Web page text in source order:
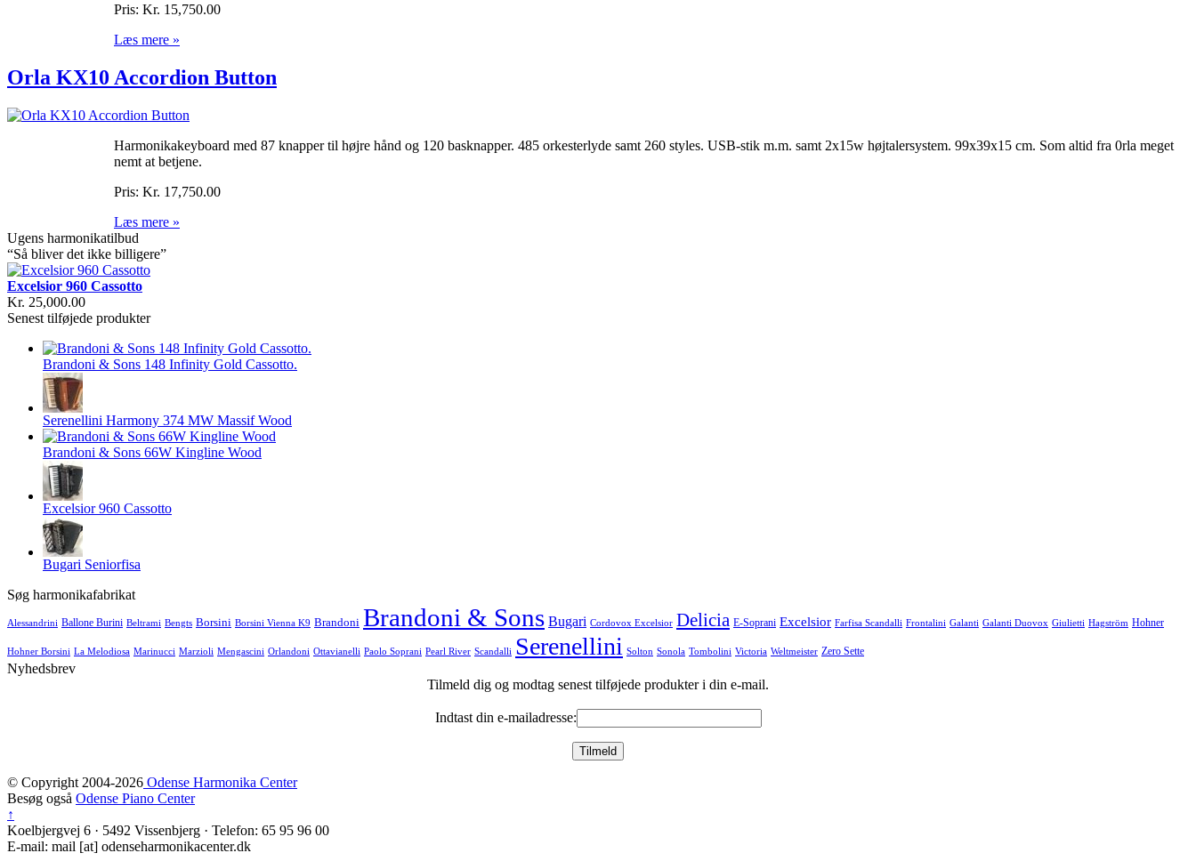
Pris: Kr. 15,750.00
Læs mere »
Orla KX10 Accordion Button
Harmonikakeyboard med 87 knapper til højre hånd og 120 basknapper. 485 orkesterlyde samt 260 styles. USB-stik m.m. samt 2x15w højtalersystem. 99x39x15 cm. Som altid fra 0rla meget
nemt at betjene.
Pris: Kr. 17,750.00
Læs mere »
Ugens harmonikatilbud
“Så bliver det ikke billigere”
Excelsior 960 Cassotto
Kr. 25,000.00
Senest tilføjede produkter
Brandoni & Sons 148 Infinity Gold Cassotto.
Serenellini Harmony 374 MW Massif Wood
Brandoni & Sons 66W Kingline Wood
Excelsior 960 Cassotto
Bugari Seniorfisa
Søg harmonikafabrikat
Alessandrini Ballone Burini Beltrami Bengts Borsini Borsini Vienna K9 Brandoni Brandoni & Sons Bugari Cordovox Excelsior Delicia E-Soprani Excelsior Farfisa Scandalli Frontalini Galanti Galanti Duovox Giulietti Hagström Hohner
Hohner Borsini La Melodiosa Marinucci Marzioli Mengascini Orlandoni Ottavianelli Paolo Soprani Pearl River Scandalli Serenellini Solton Sonola Tombolini Victoria Weltmeister Zero Sette
Nyhedsbrev
Tilmeld dig og modtag senest tilføjede produkter i din e-mail.
Indtast din e-mailadresse:
© Copyright 2004-2026 Odense Harmonika Center
Besøg også Odense Piano Center
↑
Koelbjergvej 6 · 5492 Vissenbjerg · Telefon: 65 95 96 00
E-mail: mail [at] odenseharmonikacenter.dk